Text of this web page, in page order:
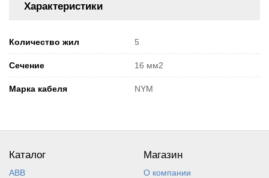
Характеристики
Количество жил 5
Сечение 16 мм2
Марка кабеля NYM
Каталог
ABB
Магазин
О компании